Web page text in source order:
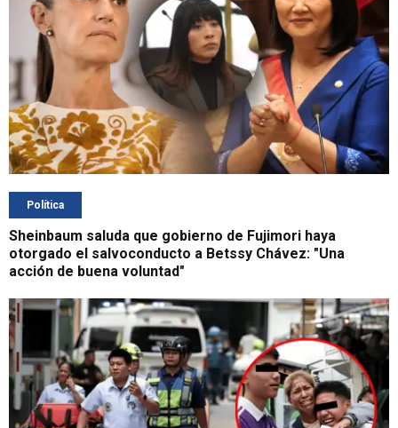
Política
Sheinbaum saluda que gobierno de Fujimori haya
otorgado el salvoconducto a Betssy Chávez: "Una
acción de buena voluntad"